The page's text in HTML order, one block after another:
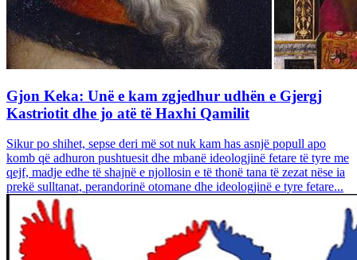
Gjon Keka: Unë e kam zgjedhur udhën e Gjergj
Kastriotit dhe jo atë të Haxhi Qamilit
Sikur po shihet, sepse deri më sot nuk kam has asnjë popull apo
komb që adhuron pushtuesit dhe mbanë ideologjinë fetare të tyre me
qejf, madje edhe të shajnë e njollosin e të thonë tana të zezat nëse ia
prekë sulltanat, perandorinë otomane dhe ideologjinë e tyre fetare...